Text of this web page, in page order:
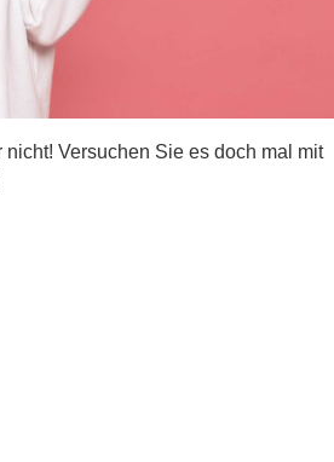
Versuchen Sie es doch mal mit